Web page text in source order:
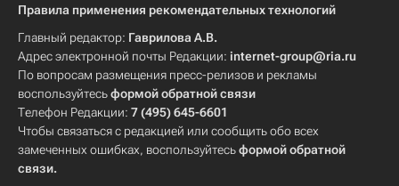
Правила применения рекомендательных технологий
Главный редактор: Гаврилова А.В.
Адрес электронной почты Редакции: internet-group@ria.ru
По вопросам размещения пресс-релизов и рекламы
воспользуйтесьформой обратной связи
Телефон Редакции: 7 (495) 645-6601
Чтобы связаться с редакцией или сообщить обо всех
замеченных ошибках, воспользуйтесьформой обратной
связи.